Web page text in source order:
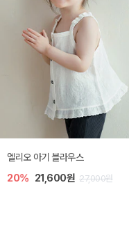
엘리오 아기 블라우스
20% 21,600원 27,000원